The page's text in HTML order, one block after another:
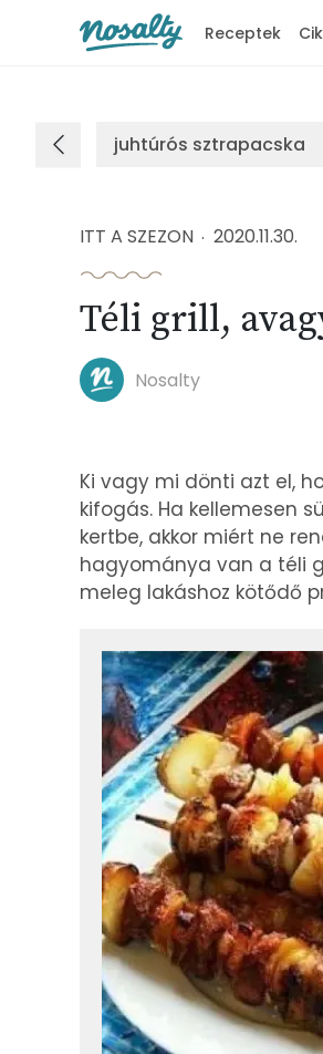
Receptek
juhtúrós sztrapacska
ITT A SZEZON 2020.11.30.
Téli grill,
Nosalty
Ki vagy mi dönti azt el,
kifogás. Ha kellemesen
kertbe, akkor miért ne
hagyománya van a téli
meleg lakáshoz kötődő